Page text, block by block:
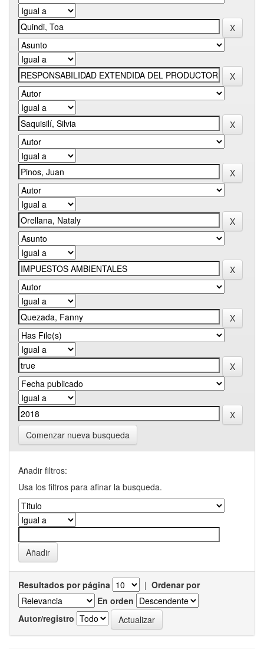
Comenzar nueva busqueda
Añadir filtros:
Usa los filtros para afinar la busqueda.
Resultados por página | Ordenar por
En orden
Autor/registro